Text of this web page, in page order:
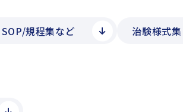
SOP/規程集など 治験様式集